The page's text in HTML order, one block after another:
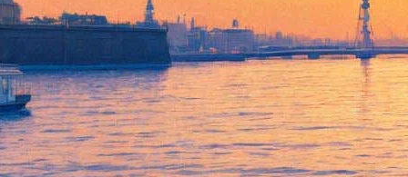
Презентация путеводителя
издательства Welcome